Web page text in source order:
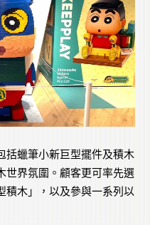
括蠟筆小新巨型擺件及積木
世界氛圍。顧客更可率先選
積木」，以及參與一系列以